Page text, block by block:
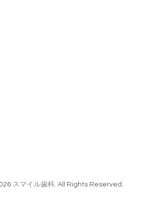
スマイル歯科. All Rights Reserved.